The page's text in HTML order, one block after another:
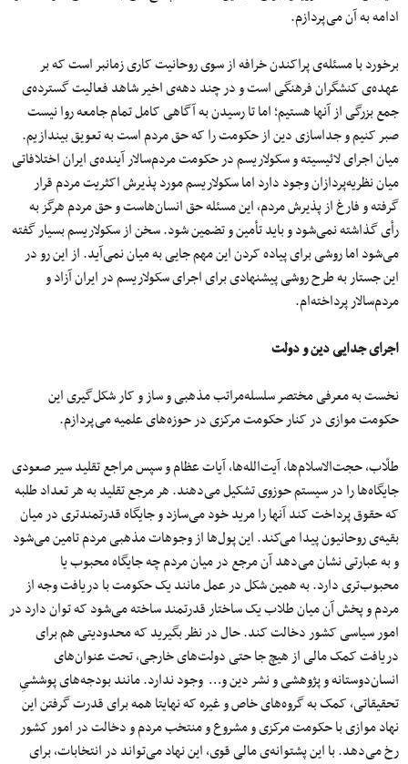
ادامه به آن می‌پردازم.
برخورد با مسئله‌ی پراکندن خرافه از سوی روحانیت کاری زمانبر است که بر
عهده‌ی کنشگران فرهنگی‌ است و در چند دهه‌ی اخیر شاهد فعالیت گسترده‌ی
جمع بزرگی از آنها هستیم؛ اما تا رسیدن به آگاهی کامل تمام جامعه روا نیست
صبر کنیم و جداسازی دین از حکومت را که حق مردم است به تعویق بیندازیم.
میان اجرای لائیسیته و سکولاریسم در حکومت مردم‌سالار آینده‌ی ایران اختلافاتی
میان نظریه‌پردازان وجود دارد اما سکولاریسم مورد پذیرش اکثریت مردم قرار
گرفته و فارغ از پذیرش مردم، این مسئله حق انسان‌هاست و حق مردم هرگز به
رأی گذاشته نمی‌شود و باید تأمین و تضمین شود. سخن از سکولاریسم بسیار گفته
می‌شود اما روشی برای پیاده کردن این مهم جایی به میان نمی‌آید. از این رو در
این جستار به طرح روشی پیشنهادی برای اجرای سکولاریسم در ایران آزاد و
مردم‌سالار پرداخته‌‌ام.
اجرای جدایی دین و دولت
نخست به معرفی مختصر سلسله‌مراتب مذهبی و ساز و کار شکل‌گیری این
حکومت موازی در کنار حکومت مرکزی در حوزه‌های علمیه می‌پردازم.
طلّاب، حجت‌‌الاسلام‌ها، آیت‌‌الله‌ها، آیات عظام و سپس مراجع تقلید سیر صعودی
جایگاه‌ها را در سیستم حوزوی تشکیل می‌دهند. هر مرجع تقلید به هر تعداد طلبه
که حقوق پرداخت کند آنها را مرید خود می‌سازد و جایگاه قدرتمند‌تری در میان
بقیه‌ی روحانیون پیدا می‌کند. این پول‌ها از وجوهات مذهبی مردم تامین می‌شود
و به عبارتی نشان می‌دهد آن مرجع در میان مردم چه جایگاه محبوب یا
محبوب‌تری دارد. به همین شکل در عمل مانند یک حکومت با دریافت وجه از
مردم و پخش آن میان طلاب یک ساختار قدرتمند ساخته می‌شود که توان دارد در
امور سیاسی کشور دخالت کند. حال در نظر بگیرید که محدودیتی هم برای
دریافت کمک مالی از هیچ جا حتی دولت‌های خارجی، تحت عنوان‌های
انسان‌دوستانه و پژوهشی و نشر دین و… وجود ندارد. مانند بودجه‌های پوششیِ
تحقیقاتی، کمک به گروه‌های خاص و غیره که نهایتا همه برای قدرت گرفتن این
نهاد موازی با حکومت مرکزی و مشروع و منتخب مردم و دخالت در امور کشور
رخ می‌دهد. با این پشتوانه‌ی مالی قوی، این نهاد می‌تواند در انتخابات، برای